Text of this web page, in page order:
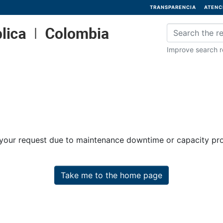
TRANSPARENCIA
Improve search
request due to maintenance downtime or capacity
Take me to the home page